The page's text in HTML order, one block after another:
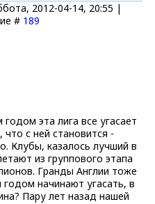
2012-04-14, 20:55 |
# 189
эта лига все угасает
что с ней становится -
Клубы, казалось лучший в
из группового этапа
Гранды Англии тоже
начинают угасать, в
Пару лет назад нашей